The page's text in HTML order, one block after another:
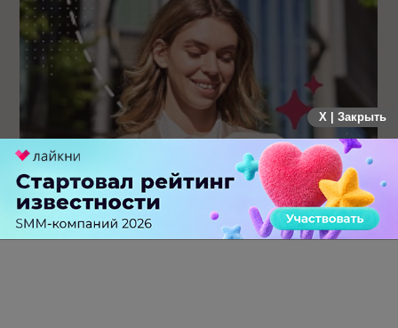
Каким брендам действительно нужны mobile push-
коммуникации, а для кого это – лишняя трата ресурсов
X | Закрыть